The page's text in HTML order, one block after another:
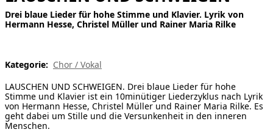
[ Suche ]
Drei blaue Lieder für hohe Stimme und Klavier. Lyrik von
Hermann Hesse, Christel Müller und Rainer Maria Rilke
Kategorie: Chor / Vokal
LAUSCHEN UND SCHWEIGEN. Drei blaue Lieder für hohe
Stimme und Klavier ist ein 10minütiger Liederzyklus nach Lyrik
von Hermann Hesse, Christel Müller und Rainer Maria Rilke. Es
geht dabei um Stille und die Versunkenheit in den inneren
Menschen.